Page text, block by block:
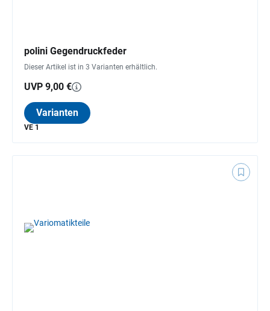
polini Gegendruckfeder
Dieser Artikel ist in 3 Varianten erhältlich.
UVP 9,00 €
Varianten
VE 1